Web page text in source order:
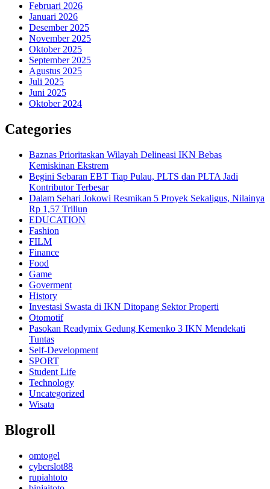
Februari 2026
Januari 2026
Desember 2025
November 2025
Oktober 2025
September 2025
Agustus 2025
Juli 2025
Juni 2025
Oktober 2024
Categories
Baznas Prioritaskan Wilayah Delineasi IKN Bebas
Kemiskinan Ekstrem
Begini Sebaran EBT Tiap Pulau, PLTS dan PLTA Jadi
Kontributor Terbesar
Dalam Sehari Jokowi Resmikan 5 Proyek Sekaligus, Nilainya
Rp 1,57 Triliun
EDUCATION
Fashion
FILM
Finance
Food
Game
Goverment
History
Investasi Swasta di IKN Ditopang Sektor Properti
Otomotif
Pasokan Readymix Gedung Kemenko 3 IKN Mendekati
Tuntas
Self-Development
SPORT
Student Life
Technology
Uncategorized
Wisata
Blogroll
omtogel
cyberslot88
rupiahtoto